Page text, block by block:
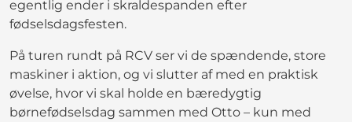
egentlig ender i skraldespanden efter
fødselsdagsfesten.
På turen rundt på RCV ser vi de spændende, store
maskiner i aktion, og vi slutter af med en praktisk
øvelse, hvor vi skal holde en bæredygtig
børnefødselsdag sammen med Otto – kun med